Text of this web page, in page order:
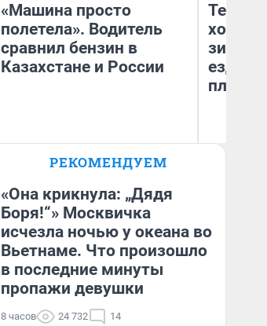
«Машина просто
полетела». Водитель
сравнил бензин в
Казахстане и России
Анатолий Кузнецов
Тепло
зимой.
ездит
плюсы
РЕКОМЕНДУЕМ
«Она крикнула: „Дядя
Боря!“» Москвичка
исчезла ночью у океана во
Вьетнаме. Что произошло
в последние минуты
пропажи девушки
8 часов 24 732 14